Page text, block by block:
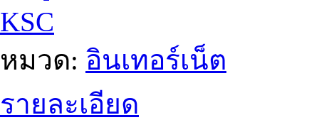
KSC
หมวด: อินเทอร์เน็ต
รายละเอียด